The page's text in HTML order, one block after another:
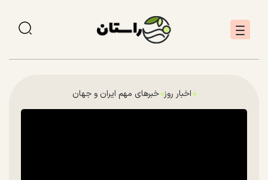
اخبار روز خبرهای مهم ایران و جهان